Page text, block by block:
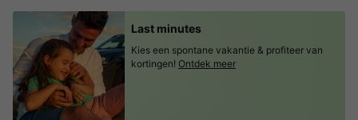
Last minutes
Kies een spontane vakantie & profiteer van
kortingen! Ontdek meer